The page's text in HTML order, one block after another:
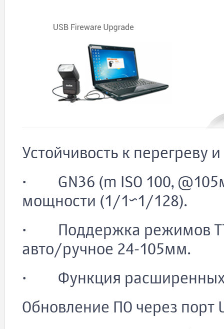
Устойчивость к перегреву
· GN36 (m ISO 100,
мощности (1/1~1/128).
· Поддержка режимов
авто/ручное 24-105мм.
· Функция расширенных
Обновление ПО через порт